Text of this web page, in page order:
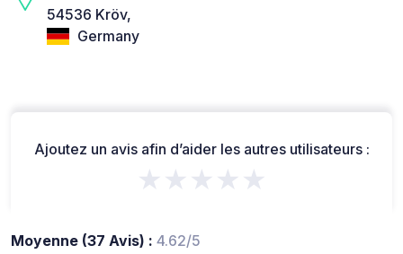
54536 Kröv,
Germany
Ajoutez un avis afin d’aider les autres utilisateurs :
★★★★★
Moyenne (37 Avis) : 4.62/5